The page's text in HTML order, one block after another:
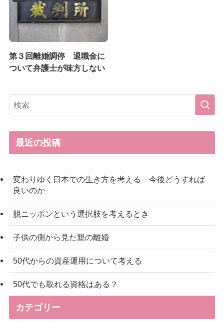
第３回離婚調停 退職金に
ついて弁護士が味方しない
最近の投稿
変わりゆく日本での生き方を考える 今後どうすれば
良いのか
脱ニッポンという選択肢を考えるとき
子供の側から見た親の離婚
50代からの資産運用について考える
50代でも取れる資格はある？
カテゴリー